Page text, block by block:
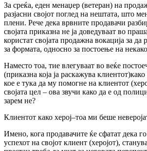
За среќа, еден менаџер (ветеран) на
разјасни својот поглед на нештата, што
плени. Рече дека врвните продавачи
својата приказна не ја доведуваат во
користат својата продажна вокација за да
за формата, односно за постоење на
Наместо тоа, тие влегуваат во веќе
(приказна која ја раскажува
кое е тука да му помогне на клиентот
својата цел – ова звучи како да е од
зарем не?
Клиентот како херој–тоа ми беше
Имено, кога продавачите ќе сфатат дека
успехот на својот клиент (херојот),